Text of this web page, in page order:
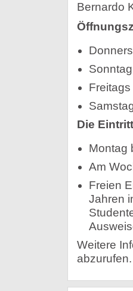
Bernardo
Die
Montag
Am
Freien
Jahren
Weitere
abzurufen.